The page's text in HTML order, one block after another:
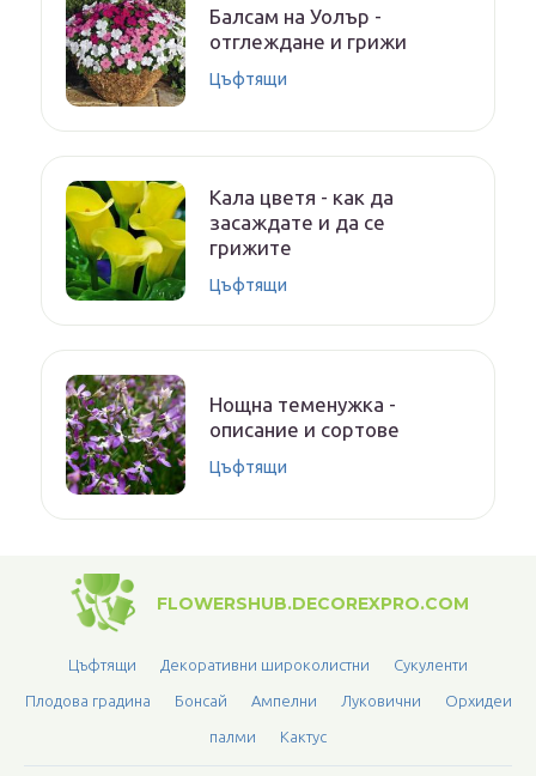
Балсам на Уолър -
отглеждане и грижи
Цъфтящи
Кала цветя - как да
засаждате и да се
грижите
Цъфтящи
Нощна теменужка -
описание и сортове
Цъфтящи
FLOWERSHUB.DECOREXPRO.COM
Цъфтящи Декоративни широколистни Сукуленти
Плодова градина Бонсай Ампелни Луковични Орхидеи
палми Кактус